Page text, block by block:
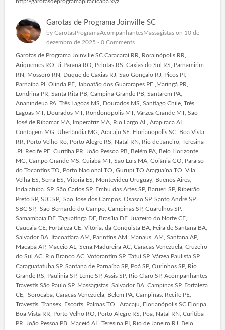
Garotas de Programa Joinville SC
by GarotasProgramaAcompanhantesMassagistason 10 de
dezembro de 2025 - 0 Comments
Garotas de Programa Joinville SC.Caracaraí RR, Rorainópolis RR,
Ariquemes RO, Ji-Paraná RO, Pelotas RS, Caxias do Sul RS, Parnamirim
RN, Mossoró RN, Duque de Caxias RJ, São Gonçalo RJ, Picos PI,
Parnaíba PI, Olinda PE, Jaboatão dos Guararapes PE ,Maringá PR,
Londrina PR, Santa Rita PB, Campina Grande PB, Santarém PA,
Ananindeua PA, Três Lagoas MS, Dourados MS, Santiago Chile, Três
Lagoas MT, Dourados MT, Rondonópolis MT, Várzea Grande MT, São
José de Ribamar MA, Imperatriz MA, Rio Largo AL, Arapiraca AL,
Contagem MG, Uberlândia MG, Aracaju SE. Florianópolis SC, Boa Vista
RR, Porto Velho Ro, Porto Alegre RS, Natal RN, Rio de Janeiro, Teresina
.PI, Recife PE, Curitiba PR, João Pessoa PB, Belém PA, Belo Horizonte
MG, Campo Grande MS. Cuiabá MT, São Luís MA, Goiânia GO, Paraíso
do Tocantins TO, Porto Nacional TO, Gurupi TO.Araguaína TO, Vila
Velha ES, Serra ES, Vitória ES, Montevideu Uruguay, Buenos Aires,
Indaiatuba. SP, São Carlos SP, Embu das Artes SP, Barueri SP, Ribeirão
Preto SP, SJC SP, São José dos Campos. Osasco SP, Santo André SP,
SBC SP, São Bernardo do Campo, Campinas SP, Guarulhos SP.
Samambaia DF, Taguatinga DF, Brasília DF, Juazeiro do Norte CE,
Caucaia CE, Fortaleza CE. Vitória. da Conquista BA, Feira de Santana BA,
Salvador BA, Itacoatiara AM, Parintins AM, Manaus. AM, Santana AP,
Macapá AP, Maceió AL, Sena.Madureira AC, Caracas Venezuela, Cruzeiro
do Sul AC, Rio Branco AC, Votorantim SP, Tatuí SP, Várzea Paulista SP,
Caraguatatuba SP, Santana de Parnaíba SP, Poá SP, Ourinhos SP, Rio
Grande RS, Paulinia SP, Leme SP, Assis SP, Rio Claro SP, Acompanhantes
Travestis São Paulo SP, Massagistas. Salvador BA, Campinas SP, Fortaleza
CE, Sorocaba, Caracas Venezuela, Belem PA, Campinas. Recife PE,
Travestis, Transex, Escorts, Palmas TO, Aracaju, Florianópolis SC.Floripa,
Boa Vista RR, Porto Velho RO, Porto Alegre RS, Poa, Natal RN, Curitiba
PR, João Pessoa PB, Maceió AL, Teresina PI, Rio de Janeiro RJ, Belo